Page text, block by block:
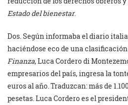
Estado del bienestar.
Dos. Según informaba el diario
haciéndose eco de una
Finanza, Luca Cordero di
empresarios del país, ingresa la
euros al año. Traduzcan: más de
pesetas. Luca Cordero es el